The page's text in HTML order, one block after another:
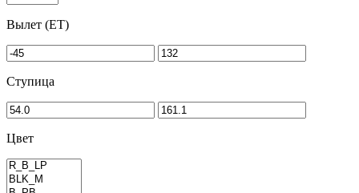
Вылет (ET)
Ступица
Цвет